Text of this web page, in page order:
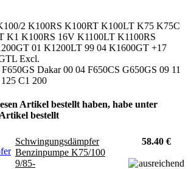
2 K100RS K100RT K100LT K75 K75C
K1 K100RS 16V K1100LT K1100RS
01 K1200LT 99 04 K1600GT +17
Excl.
Dakar 00 04 F650CS G650GS 09 11
C1 200
Artikel bestellt haben, habe unter
bestellt
Schwingungsdämpfer
Benzinpumpe K75/100
9/85-
58.40 €